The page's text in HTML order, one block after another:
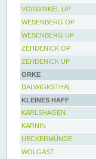
VOßWINKEL UP
WESENBERG OP
WESENBERG UP
ZEHDENICK OP
ZEHDENICK UP
ORKE
DALWIGKSTHAL
KLEINES HAFF
KARLSHAGEN
KARNIN
UECKERMÜNDE
WOLGAST